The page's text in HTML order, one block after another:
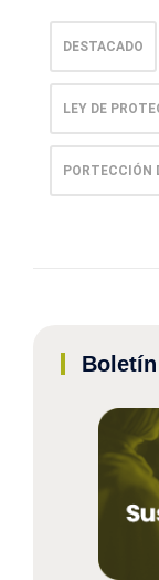
DESTACADO
LEY DE
PORTECCIÓN
Boletín